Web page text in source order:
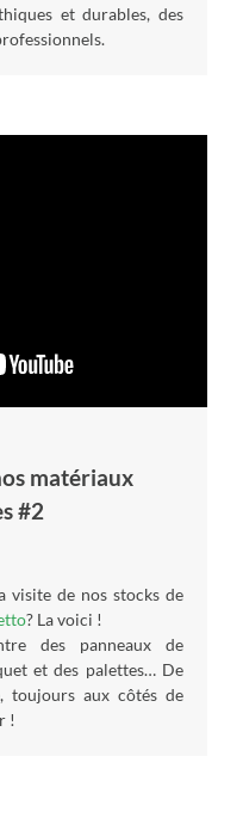
et durables, des
matériaux
#2
visite de nos stocks de
? La voici !
des panneaux de
et des palettes… De
toujours aux côtés de
!